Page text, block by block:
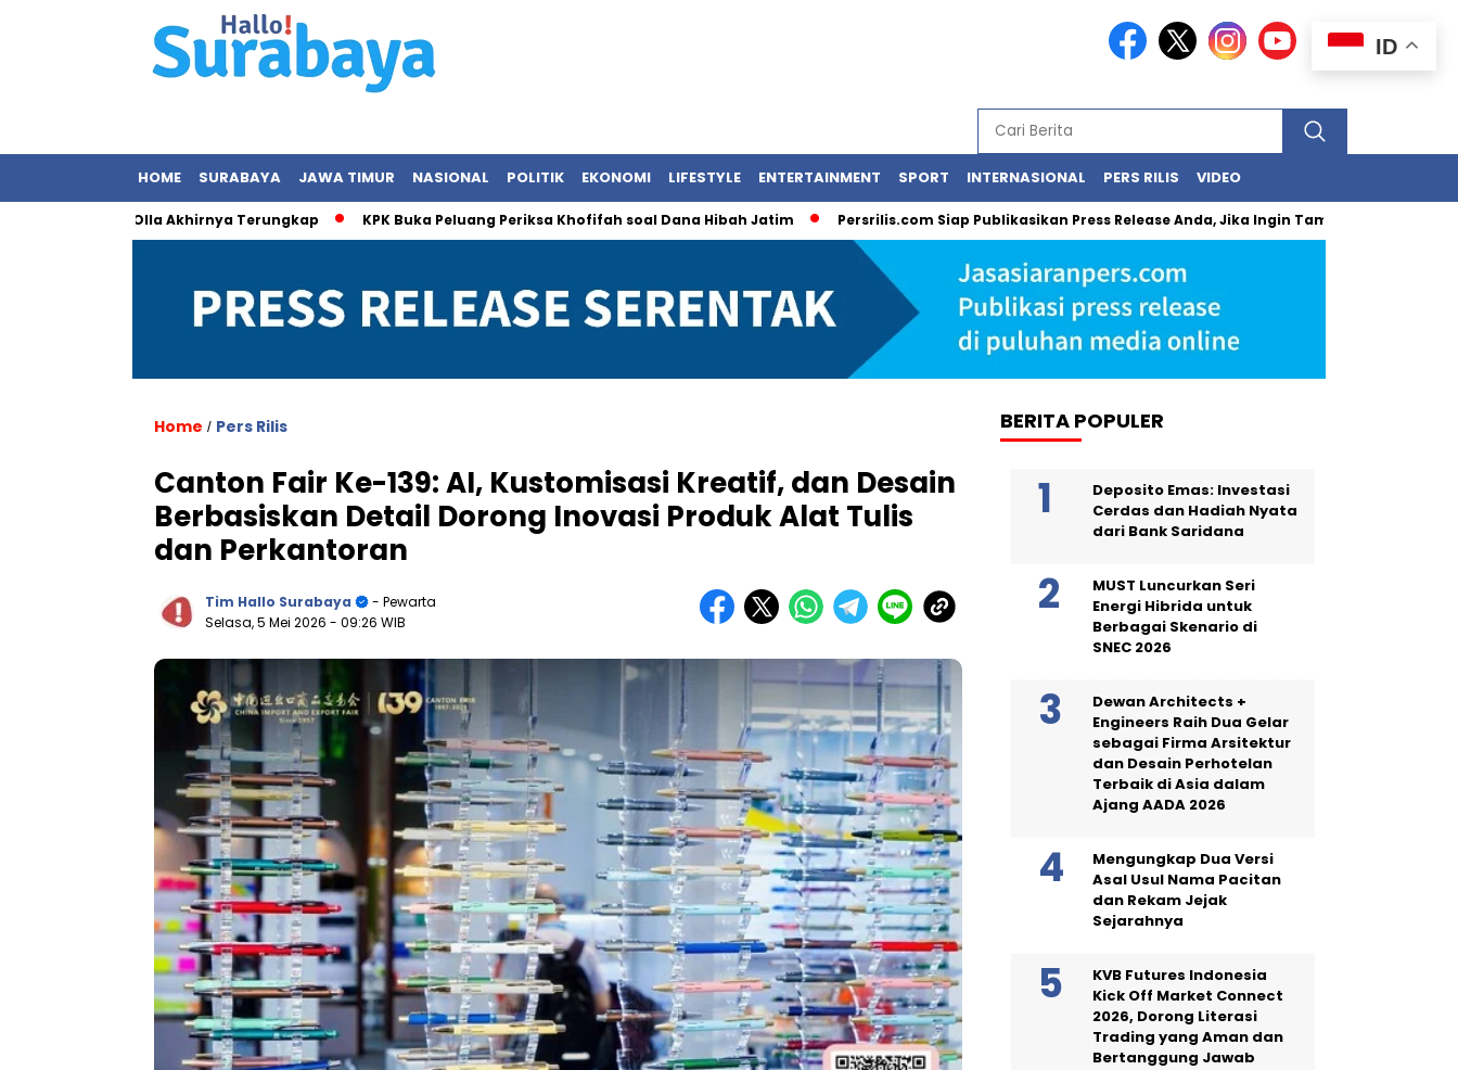
HOME SURABAYA JAWA TIMUR NASIONAL POLITIK EKONOMI LIFESTYLE ENTERTAINMENT SPORT INTERNASIONAL PERS RILIS VIDEO
Olla Akhirnya Terungkap KPK Buka Peluang Periksa Khofifah soal Dana Hibah Jatim Persrilis.com Siap Publikasikan Press Release Anda, Jika Ingin Tampil di Media Ekonomi dan
Home / Pers Rilis
Canton Fair Ke-139: AI, Kustomisasi Kreatif, dan Desain
Berbasiskan Detail Dorong Inovasi Produk Alat Tulis
dan Perkantoran
Tim Hallo Surabaya
- Pewarta
Selasa, 5 Mei 2026 - 09:26 WIB
BERITA POPULER
Deposito Emas: Investasi
Cerdas dan Hadiah Nyata
dari Bank Saridana
MUST Luncurkan Seri
Energi Hibrida untuk
Berbagai Skenario di
SNEC 2026
Dewan Architects +
Engineers Raih Dua Gelar
sebagai Firma Arsitektur
dan Desain Perhotelan
Terbaik di Asia dalam
Ajang AADA 2026
Mengungkap Dua Versi
Asal Usul Nama Pacitan
dan Rekam Jejak
Sejarahnya
KVB Futures Indonesia
Kick Off Market Connect
2026, Dorong Literasi
Trading yang Aman dan
Bertanggung Jawab
ID